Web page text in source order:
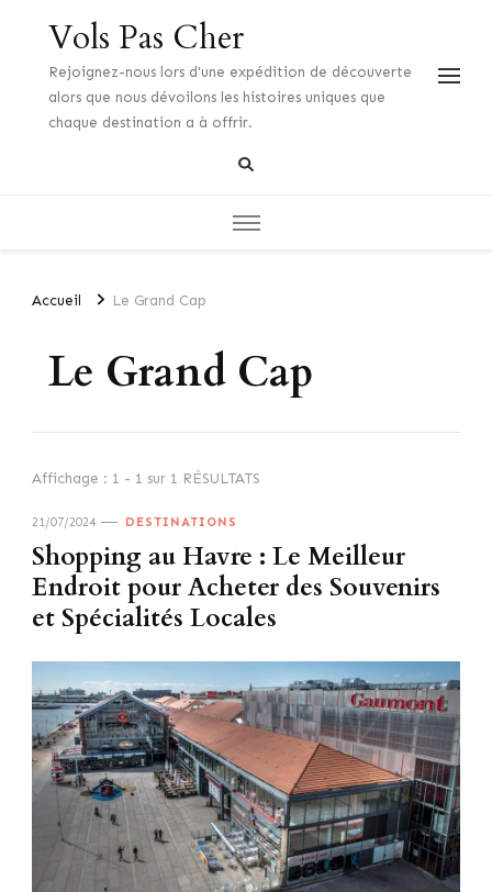
Vols Pas Cher
Rejoignez-nous lors d'une expédition de découverte
alors que nous dévoilons les histoires uniques que
chaque destination a à offrir.
Accueil Le Grand Cap
Le Grand Cap
Affichage : 1 - 1 sur 1 RÉSULTATS
21/07/2024 DESTINATIONS
Shopping au Havre : Le Meilleur
Endroit pour Acheter des Souvenirs
et Spécialités Locales